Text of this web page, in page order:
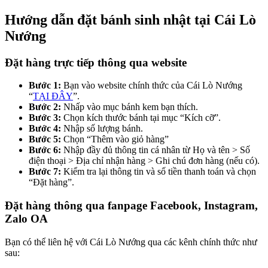
Hướng dẫn đặt bánh sinh nhật tại Cái Lò
Nướng
Đặt hàng trực tiếp thông qua website
Bước 1: Bạn vào website chính thức của Cái Lò Nướng
“TẠI ĐÂY”.
Bước 2: Nhấp vào mục bánh kem bạn thích.
Bước 3: Chọn kích thước bánh tại mục “Kích cỡ”.
Bước 4: Nhập số lượng bánh.
Bước 5: Chọn “Thêm vào giỏ hàng”
Bước 6: Nhập đầy đủ thông tin cá nhân từ Họ và tên > Số
điện thoại > Địa chỉ nhận hàng > Ghi chú đơn hàng (nếu có).
Bước 7: Kiểm tra lại thông tin và số tiền thanh toán và chọn
“Đặt hàng”.
Đặt hàng thông qua fanpage Facebook, Instagram,
Zalo OA
Bạn có thể liên hệ với Cái Lò Nướng qua các kênh chính thức như
sau: